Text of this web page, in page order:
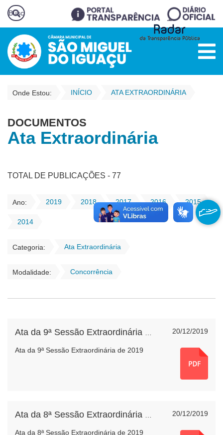
Onde Estou: INÍCIO ATA EXTRAORDINÁRIA
DOCUMENTOS
Ata Extraordinária
TOTAL DE PUBLICAÇÕES - 77
Ano: 2019 2018 2017 2016 2015
2014
Categoria: Ata Extraordinária
Modalidade: Concorrência
20/12/2019
Ata da 9ª Sessão Extraordinária de 2019
20/12/2019
Ata da 8ª Sessão Extraordinária de 2019